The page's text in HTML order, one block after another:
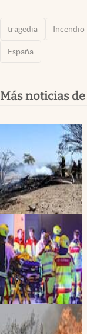
tragedia Incendio
España
Más noticias de